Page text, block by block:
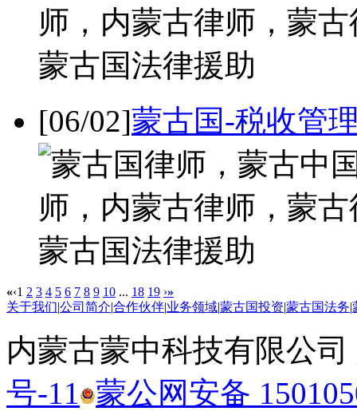
[06/02]蒙古国-税收管
«‹1 2 3 4 5 6 7 8 9 10 ... 18 19 ›»
关于我们|公司简介|合作伙伴|业务领域|蒙古国投资|蒙古国法务|
内蒙古蒙中科技有限公
号-11 蒙公网安备